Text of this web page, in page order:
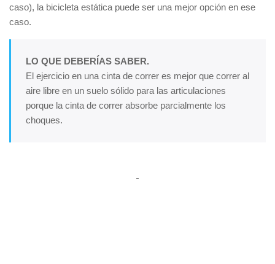
caso), la bicicleta estática puede ser una mejor opción en ese
caso.
LO QUE DEBERÍAS SABER.
El ejercicio en una cinta de correr es mejor que correr al
aire libre en un suelo sólido para las articulaciones
porque la cinta de correr absorbe parcialmente los
choques.